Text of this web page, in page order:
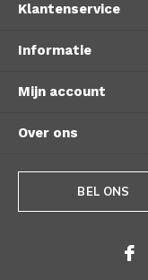
Klantenservice
Informatie
Mijn account
Over ons
BEL ONS